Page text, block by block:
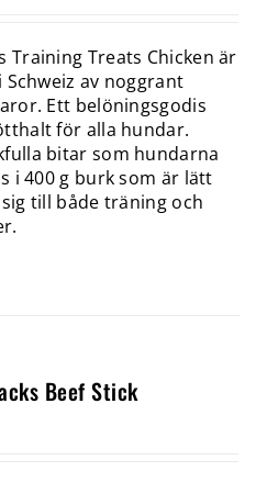
Training Treats Chicken är
av noggrant
Ett belöningsgodis
för alla hundar.
bitar som hundarna
i 400 g burk som är lätt
till både träning och
Beef Stick